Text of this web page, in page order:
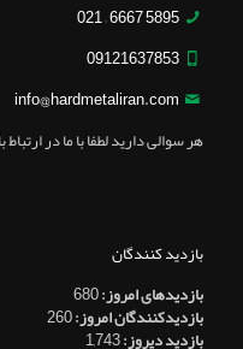
5895 6667 – 021
09121637853
info@hardmetaliran.com
هر سوالی دارید لطفا با ما در
بازدید کنندگان
بازدیدهای امروز:680
بازدیدکنندگان امروز:260
بازدید دیروز:1,743